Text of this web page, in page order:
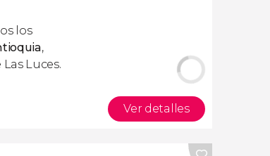
los
,
Luces.
Ver detalles